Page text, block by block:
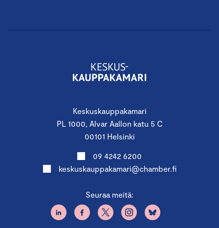
Keskuskauppakamari
PL 1000, Alvar Aallon katu 5 C
00101 Helsinki
09 4242 6200
keskuskauppakamari@chamber.fi
Seuraa meitä: